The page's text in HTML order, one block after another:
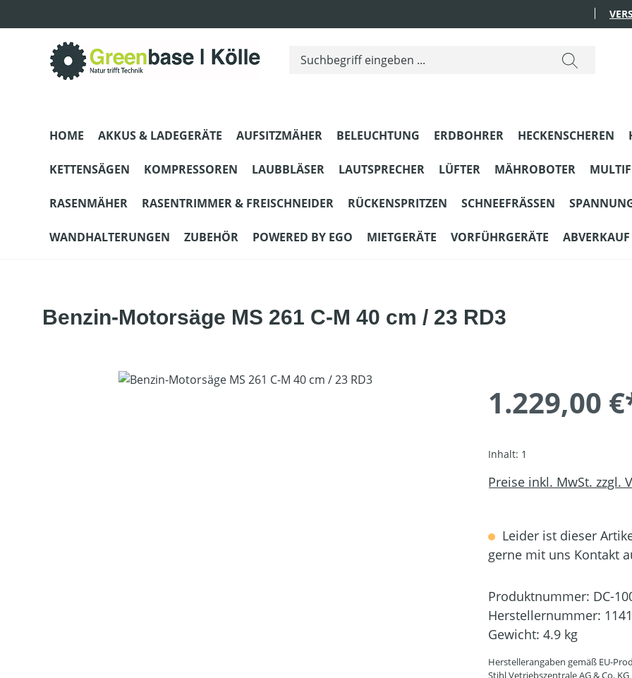
HOME AKKUS & LADEGERÄTE AUFSITZMÄHER BELEUCHTUNG ERDBOHRER HECKENSCHEREN
KETTENSÄGEN KOMPRESSOREN LAUBBLÄSER LAUTSPRECHER LÜFTER MÄHROBOTER
RASENMÄHER RASENTRIMMER & FREISCHNEIDER RÜCKENSPRITZEN SCHNEEFRÄSSEN
WANDHALTERUNGEN ZUBEHÖR POWERED BY EGO MIETGERÄTE VORFÜHRGERÄTE ABVERKAUF
Benzin-Motorsäge MS 261 C-M 40 cm / 23 RD3
Bildergalerie überspringen
1.229,00
Inhalt: 1
Preise inkl. MwSt. zzgl.
Leider ist dieser
gerne mit uns Kontakt
Produktnummer: DC-
Herstellernummer:
Gewicht: 4.9 kg
Herstellerangaben gemäß EU-
Stihl Vetriebszentrale AG & Co. KG